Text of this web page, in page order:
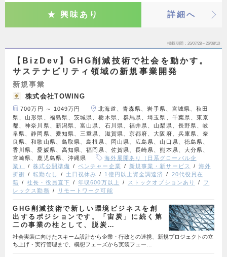
興味あり 詳細へ
掲載期間 26/07/28～26/08/10
【BizDev】GHG削減技術で社会を動かす。
サステナビリティ領域の新規事業開発
新規事業
株式会社TOWING
700万円 ～ 1049万円
北海道、青森県、岩手県、宮城県、秋田
県、山形県、福島県、茨城県、栃木県、群馬県、埼玉県、千葉県、東京
都、神奈川県、新潟県、富山県、石川県、福井県、山梨県、長野県、岐
阜県、静岡県、愛知県、三重県、滋賀県、京都府、大阪府、兵庫県、奈
良県、和歌山県、鳥取県、島根県、岡山県、広島県、山口県、徳島県、
香川県、愛媛県、高知県、福岡県、佐賀県、長崎県、熊本県、大分県、
宮崎県、鹿児島県、沖縄県
海外展開あり（日系グローバル企
業）
株式公開準備 ベンチャー企業 新規事業・新サービス
海外
折衝
転勤なし 土日祝休み 1億円以上資金調達済
20代役員在
籍
社長・役員直下 年収600万以上 ストックオプションあり
フ
レックス勤務
リモートワーク可能
GHG削減技術で新しい環境ビジネスを創
出するポジションです。「宙炭」に続く第
二の事業の柱として、脱炭…
社会実装に向けたスキーム設計から企業・行政との連携、新規プロジェクトの立
ち上げ・実行管理まで、構想フェーズから実装フェー…